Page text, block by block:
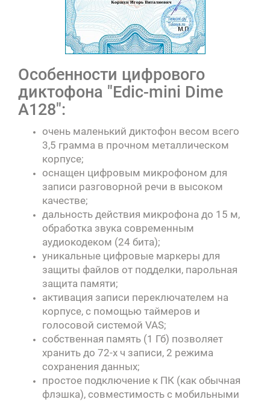
Особенности цифрового
диктофона "Edic-mini Dime
А128":
очень маленький диктофон весом всего
3,5 грамма в прочном металлическом
корпусе;
оснащен цифровым микрофоном для
записи разговорной речи в высоком
качестве;
дальность действия микрофона до 15 м,
обработка звука современным
аудиокодеком (24 бита);
уникальные цифровые маркеры для
защиты файлов от подделки, парольная
защита памяти;
активация записи переключателем на
корпусе, с помощью таймеров и
голосовой системой VAS;
собственная память (1 Гб) позволяет
хранить до 72-х ч записи, 2 режима
сохранения данных;
простое подключение к ПК (как обычная
флэшка), совместимость с мобильными